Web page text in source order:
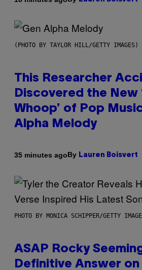
(PHOTO BY TAYLOR HILL/GETTY IMAGES)
This Researcher
Discovered the New
Whoop’ of Pop
Alpha Melody
35 minutes agoBy Lauren Boisvert
PHOTO BY MONICA SCHIPPER/GETTY
ASAP Rocky
Definitive Answer on